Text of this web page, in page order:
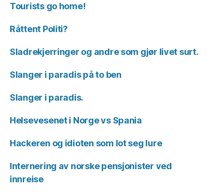
Tourists go home!
Råttent Politi?
Sladrekjerringer og andre som gjør livet surt.
Slanger i paradis på to ben
Slanger i paradis.
Helsevesenet i Norge vs Spania
Hackeren og idioten som lot seg lure
Internering av norske pensjonister ved
innreise